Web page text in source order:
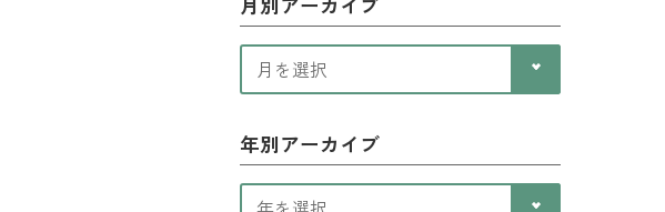
年別アーカイブ